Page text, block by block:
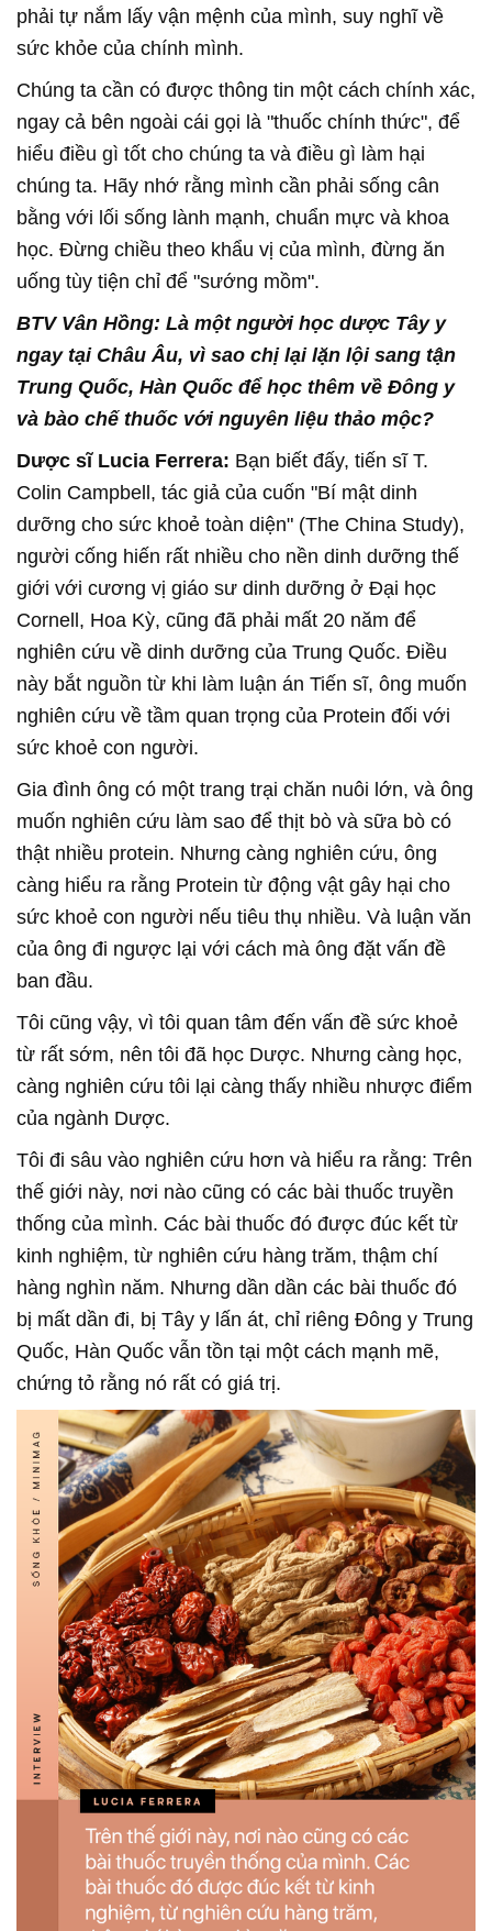
phải tự nắm lấy vận mệnh của mình, suy nghĩ về
sức khỏe của chính mình.
Chúng ta cần có được thông tin một cách chính xác,
ngay cả bên ngoài cái gọi là "thuốc chính thức", để
hiểu điều gì tốt cho chúng ta và điều gì làm hại
chúng ta. Hãy nhớ rằng mình cần phải sống cân
bằng với lối sống lành mạnh, chuẩn mực và khoa
học. Đừng chiều theo khẩu vị của mình, đừng ăn
uống tùy tiện chỉ để "sướng mồm".
BTV Vân Hồng: Là một người học dược Tây y
ngay tại Châu Âu, vì sao chị lại lặn lội sang tận
Trung Quốc, Hàn Quốc để học thêm về Đông y
và bào chế thuốc với nguyên liệu thảo mộc?
Dược sĩ Lucia Ferrera: Bạn biết đấy, tiến sĩ T.
Colin Campbell, tác giả của cuốn "Bí mật dinh
dưỡng cho sức khoẻ toàn diện" (The China Study),
người cống hiến rất nhiều cho nền dinh dưỡng thế
giới với cương vị giáo sư dinh dưỡng ở Đại học
Cornell, Hoa Kỳ, cũng đã phải mất 20 năm để
nghiên cứu về dinh dưỡng của Trung Quốc. Điều
này bắt nguồn từ khi làm luận án Tiến sĩ, ông muốn
nghiên cứu về tầm quan trọng của Protein đối với
sức khoẻ con người.
Gia đình ông có một trang trại chăn nuôi lớn, và ông
muốn nghiên cứu làm sao để thịt bò và sữa bò có
thật nhiều protein. Nhưng càng nghiên cứu, ông
càng hiểu ra rằng Protein từ động vật gây hại cho
sức khoẻ con người nếu tiêu thụ nhiều. Và luận văn
của ông đi ngược lại với cách mà ông đặt vấn đề
ban đầu.
Tôi cũng vậy, vì tôi quan tâm đến vấn đề sức khoẻ
từ rất sớm, nên tôi đã học Dược. Nhưng càng học,
càng nghiên cứu tôi lại càng thấy nhiều nhược điểm
của ngành Dược.
Tôi đi sâu vào nghiên cứu hơn và hiểu ra rằng: Trên
thế giới này, nơi nào cũng có các bài thuốc truyền
thống của mình. Các bài thuốc đó được đúc kết từ
kinh nghiệm, từ nghiên cứu hàng trăm, thậm chí
hàng nghìn năm. Nhưng dần dần các bài thuốc đó
bị mất dần đi, bị Tây y lấn át, chỉ riêng Đông y Trung
Quốc, Hàn Quốc vẫn tồn tại một cách mạnh mẽ,
chứng tỏ rằng nó rất có giá trị.